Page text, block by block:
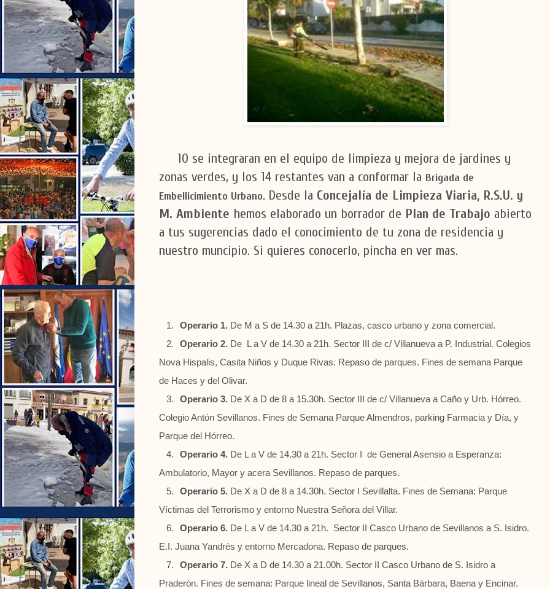
10 se integraran en el equipo de limpieza y mejora de jardines y
zonas verdes, y los 14 restantes van a conformar la Brigada de
Embellicimiento Urbano. Desde la Concejalía de Limpieza Viaria, R.S.U. y
M. Ambiente hemos elaborado un borrador de Plan de Trabajo abierto
a tus sugerencias dado el conocimiento de tu zona de residencia y
nuestro muncipio. Si quieres conocerlo, pincha en ver mas.
1. Operario 1. De M a S de 14.30 a 21h. Plazas, casco urbano y zona comercial.
2.
Operario 2. De L a V de 14.30 a 21h. Sector III de c/ Villanueva a P. Industrial. Colegios
Nova Hispalis, Casita Niños y Duque Rivas. Repaso de parques. Fines de semana Parque
de Haces y del Olivar.
3.
Operario 3. De X a D de 8 a 15.30h. Sector III de c/ Villanueva a Caño y Urb. Hórreo.
Colegio Antón Sevillanos. Fines de Semana Parque Almendros, parking Farmacia y Día, y
Parque del Hórreo.
4.
Operario 4. De L a V de 14.30 a 21h. Sector I de General Asensio a Esperanza:
Ambulatorio, Mayor y acera Sevillanos. Repaso de parques.
5.
Operario 5. De X a D de 8 a 14.30h. Sector I Sevillalta. Fines de Semana: Parque
Víctimas del Terrorismo y entorno Nuestra Señora del Villar.
6.
Operario 6. De L a V de 14.30 a 21h. Sector II Casco Urbano de Sevillanos a S. Isidro.
E.I. Juana Yandrés y entorno Mercadona. Repaso de parques.
7.
Operario 7. De X a D de 14.30 a 21.00h. Sector II Casco Urbano de S. Isidro a
Praderón. Fines de semana: Parque lineal de Sevillanos, Santa Bárbara, Baena y Encinar.